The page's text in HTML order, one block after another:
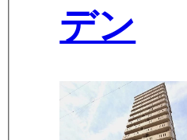
デン